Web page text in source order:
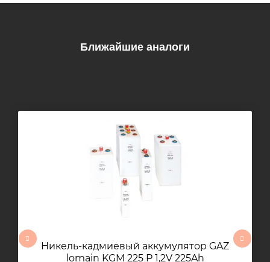
Ближайшие аналоги
Никель-кадмиевый аккумулятор GAZ
lomain KGM 225 P 1,2V 225Ah